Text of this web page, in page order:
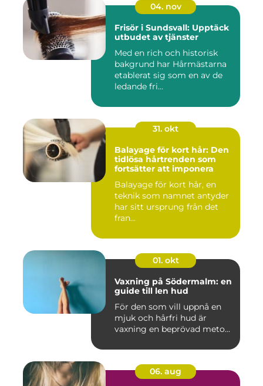
04. nov
Frisör i Sundsvall: Upptäck
utbudet av tjänster
Med en rich och historisk
bakgrund har Hårmästarna
etablerat sig som en av de
ledande fri...
31. okt
Balayage för kort hår: Den
tidlösa hårtrenden som
fortsätter att imponera
Balayage för kort hår, en
teknik som namnet antyder
har sitt ursprung från det
fran...
01. okt
Vaxning på Södermalm: en
guide till len hud
För den som vill uppnå en
mjuk och hårfri hud är
vaxning en beprövad meto...
06. aug